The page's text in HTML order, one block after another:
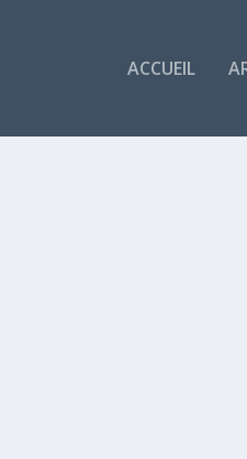
ACCUEIL